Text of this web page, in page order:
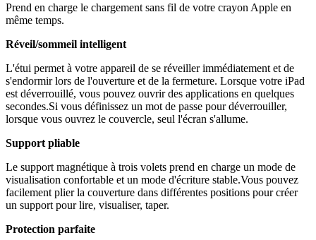
Prend en charge le chargement sans fil de votre crayon Apple en
même temps.
Réveil/sommeil intelligent
L'étui permet à votre appareil de se réveiller immédiatement et de
s'endormir lors de l'ouverture et de la fermeture. Lorsque votre iPad
est déverrouillé, vous pouvez ouvrir des applications en quelques
secondes.Si vous définissez un mot de passe pour déverrouiller,
lorsque vous ouvrez le couvercle, seul l'écran s'allume.
Support pliable
Le support magnétique à trois volets prend en charge un mode de
visualisation confortable et un mode d'écriture stable.Vous pouvez
facilement plier la couverture dans différentes positions pour créer
un support pour lire, visualiser, taper.
Protection parfaite